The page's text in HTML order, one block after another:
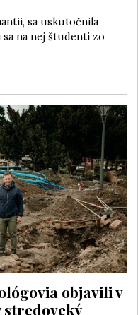
sa uskutočnila
na nej študenti zo
objavili v